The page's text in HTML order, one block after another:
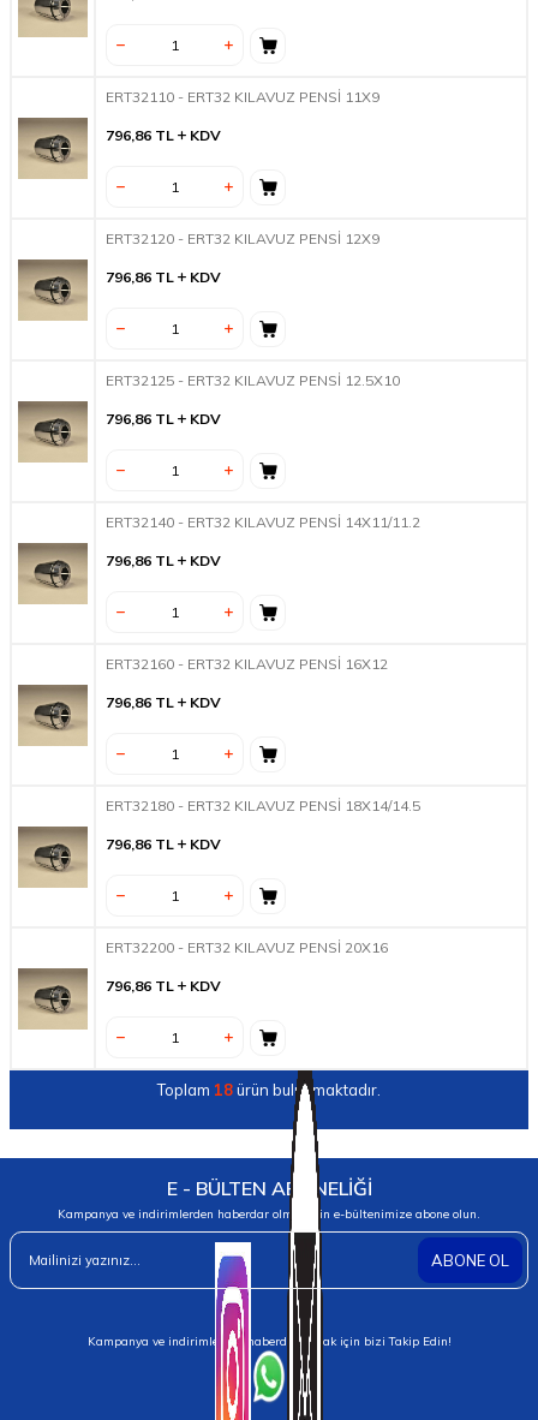
ERT32110 - ERT32 KILAVUZ PENSİ 11X9
796,86 TL KDV
ERT32120 - ERT32 KILAVUZ PENSİ 12X9
796,86 TL KDV
ERT32125 - ERT32 KILAVUZ PENSİ 12.5X10
796,86 TL KDV
ERT32140 - ERT32 KILAVUZ PENSİ 14X11/11.2
796,86 TL KDV
ERT32160 - ERT32 KILAVUZ PENSİ 16X12
796,86 TL KDV
ERT32180 - ERT32 KILAVUZ PENSİ 18X14/14.5
796,86 TL KDV
ERT32200 - ERT32 KILAVUZ PENSİ 20X16
796,86 TL KDV
Toplam 18ürün bulunmaktadır.
E - BÜLTEN ABONELİĞİ
Kampanya ve indirimlerden haberdar olmak için e-bültenimize abone olun.
ABONE OL
Kampanya ve indirimlerden haberdar olmak için bizi Takip Edin!